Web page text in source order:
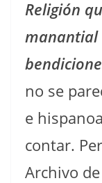
Religión
manantial
no se
e
contar.
Archivo